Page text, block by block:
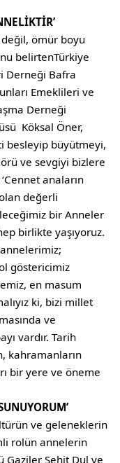
ömür boyu
belirtenTürkiye
Derneği Bafra
Emeklileri ve
Derneği
Köksal Öner,
besleyip büyütmeyi,
ve sevgiyi bizlere
anaların
değerli
bir Anneler
birlikte yaşıyoruz.
göstericimiz
en masum
ki, bizi millet
ve
vardır. Tarih
kahramanların
bir yere ve öneme
ve geleneklerin
rolün annelerin
Gaziler Şehit Dul ve